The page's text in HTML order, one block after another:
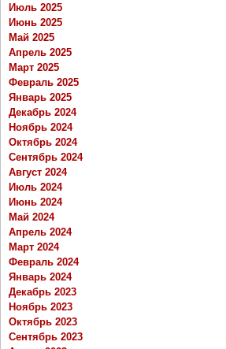
Июль 2025
Июнь 2025
Май 2025
Апрель 2025
Март 2025
Февраль 2025
Январь 2025
Декабрь 2024
Ноябрь 2024
Октябрь 2024
Сентябрь 2024
Август 2024
Июль 2024
Июнь 2024
Май 2024
Апрель 2024
Март 2024
Февраль 2024
Январь 2024
Декабрь 2023
Ноябрь 2023
Октябрь 2023
Сентябрь 2023